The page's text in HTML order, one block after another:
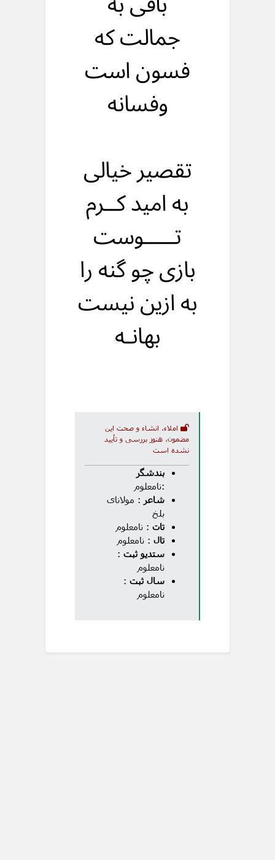
جمالت که
فسون است
وفسانه
تقصیر خیالی
به امید کــرم
تـــــوست
بازی چو گنه را
به ازین نیست
بهانـه
املاء، انشاء و صحت این
مضمون، هنوز بررسی و تأیید
نشده است
بندشگر
:نامعلوم
شاعر : مولانای
بلخ
تات : نامعلوم
تال : نامعلوم
ستدیو ثبت :
نامعلوم
سال ثبت :
نامعلوم